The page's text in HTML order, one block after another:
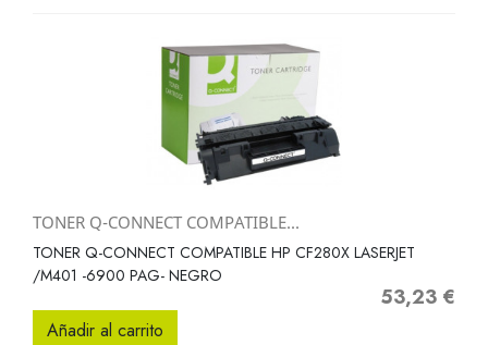
TONER Q-CONNECT COMPATIBLE...
TONER Q-CONNECT COMPATIBLE HP CF280X LASERJET
/M401 -6900 PAG- NEGRO
Precio
53,23 €
Añadir al carrito